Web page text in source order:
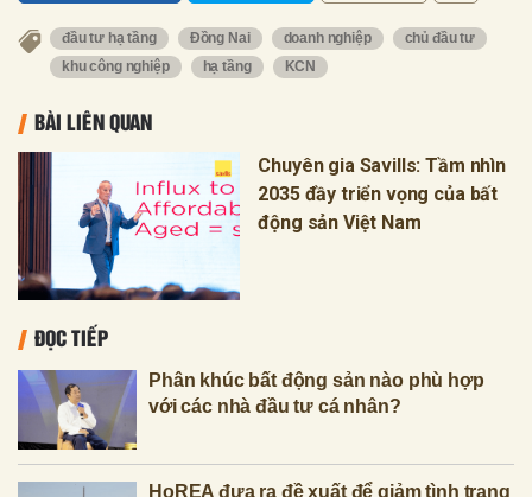
đầu tư hạ tầng Đồng Nai doanh nghiệp
chủ đầu tư
khu công nghiệp
hạ tầng KCN
BÀI LIÊN QUAN
Chuyên gia Savills: Tầm nhìn
2035 đầy triển vọng của bất
động sản Việt Nam
ĐỌC TIẾP
Phân khúc bất động sản nào phù hợp
với các nhà đầu tư cá nhân?
HoREA đưa ra đề xuất để giảm tình trạng